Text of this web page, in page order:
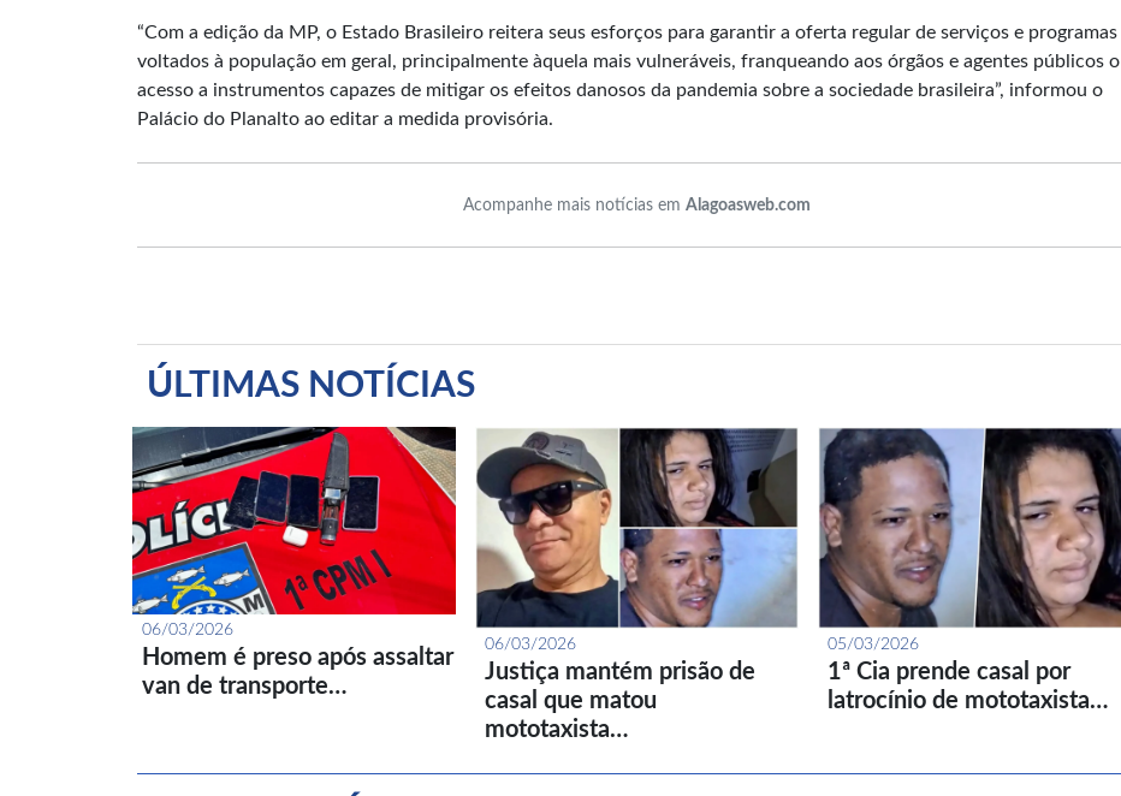
“Com a edição da MP, o Estado Brasileiro reitera seus esforços para garantir a oferta regular de serviços e programas
voltados à população em geral, principalmente àquela mais vulneráveis, franqueando aos órgãos e agentes públicos o
acesso a instrumentos capazes de mitigar os efeitos danosos da pandemia sobre a sociedade brasileira”, informou o
Palácio do Planalto ao editar a medida provisória.
Acompanhe mais notícias em Alagoasweb.com
ÚLTIMAS NOTÍCIAS
06/03/2026
Homem é preso após assaltar
van de transporte…
06/03/2026
Justiça mantém prisão de
casal que matou
mototaxista…
05/03/2026
1ª Cia prende casal por
latrocínio de mototaxista…